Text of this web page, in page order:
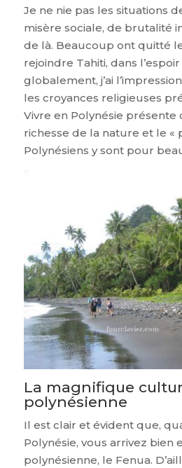
Je ne nie pas les situations
misère sociale, de brutalité
de là. Beaucoup ont quitté
rejoindre Tahiti, dans
globalement, j’ai
les croyances religieuses
Vivre en Polynésie présente
richesse de la nature et le «
Polynésiens y sont pour
La magnifique
polynésienne
Il est clair et évident que,
Polynésie, vous arrivez bien
polynésienne, le Fenua.